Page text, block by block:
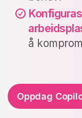
å
Oppdag